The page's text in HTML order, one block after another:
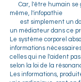
Car, l'être humain se
même, l'infopathie
est simplement un
un médiateur dans ce
Le système corporel
informations
celles qui ne l'aident
selon la loi de la
Les informations,